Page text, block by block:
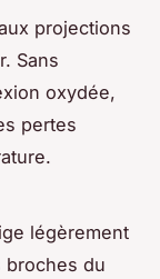
projections
Sans
oxydée,
pertes
légèrement
broches du